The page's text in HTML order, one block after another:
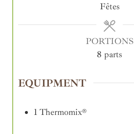
Fêtes
PORTIONS
8 parts
EQUIPMENT
1 Thermomix®